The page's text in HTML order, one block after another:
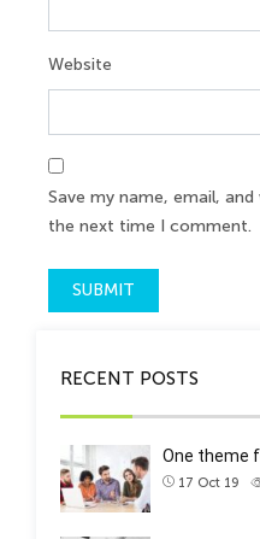
Website
Save my name, email,
the next time I comment.
RECENT POSTS
One theme
17 Oct 19